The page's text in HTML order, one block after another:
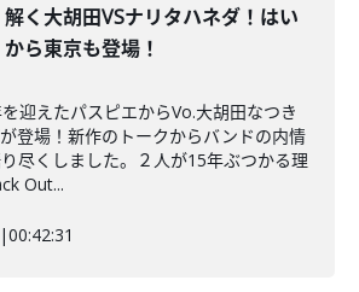
解く大胡田VSナリタハネダ！はい
から東京も登場！
迎えたパスピエからVo.大胡田なつき
登場！新作のトークからバンドの内情
尽くしました。２人が15年ぶつかる理
Out...
|00:42:31